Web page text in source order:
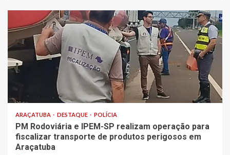
ARAÇATUBA DESTAQUE POLÍCIA
PM Rodoviária e IPEM-SP realizam operação para
fiscalizar transporte de produtos perigosos em
Araçatuba